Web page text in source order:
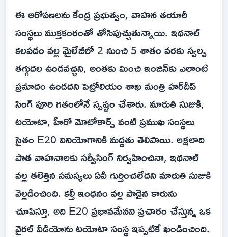
ఈ ఆరోపణలను కేంద్ర ప్రభుత్వం, వాహన తయారీ
సంస్థలు ముక్తకంఠంతో తోసిపుచ్చుతున్నాయి. ఇథనాల్
కలపడం వల్ల మైలేజీలో 2 నుంచి 5 శాతం వరకు స్వల్ప
తగ్గుదల ఉండవచ్చని, అంతకు మించి ఇంజిన్‌కు ఎలాంటి
ప్రమాదం ఉండదని పెట్రోలియం శాఖ మంత్రి హర్‌దీప్
సింగ్ పూరి గతంలోనే స్పష్టం చేశారు. మారుతి సుజుకి,
టయోటా, హీరో మోటోకార్ప్ వంటి ప్రముఖ సంస్థలు
సైతం E20 వినియోగానికి మద్దతు తెలిపాయి. లక్షలాది
పాత వాహనాలకు సర్వీసింగ్ నిర్వహించినా, ఇథనాల్
వల్ల తలెత్తిన సమస్యలు ఏవీ గుర్తించలేదని మారుతి సుజుకి
వెల్లడించింది. కల్తీ ఇంధనం వల్ల పాడైన కారును
చూపిస్తూ, అది E20 ప్రభావమేనని ప్రచారం చేస్తున్న ఒక
వైరల్ వీడియోను టయోటా సంస్థ ఇప్పటికే ఖండించింది.